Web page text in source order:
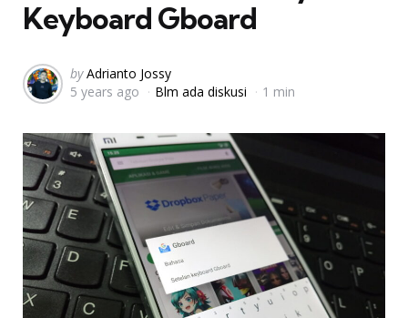
Keyboard Gboard
Posted
by
by Adrianto Jossy
5 years ago
Blm ada diskusi 1 min